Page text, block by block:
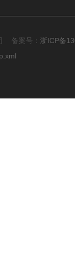
备案号： 浙ICP备